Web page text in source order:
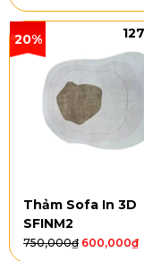
20%
Thảm Sofa In 3D
SFINM2
750,000₫ 600,000₫